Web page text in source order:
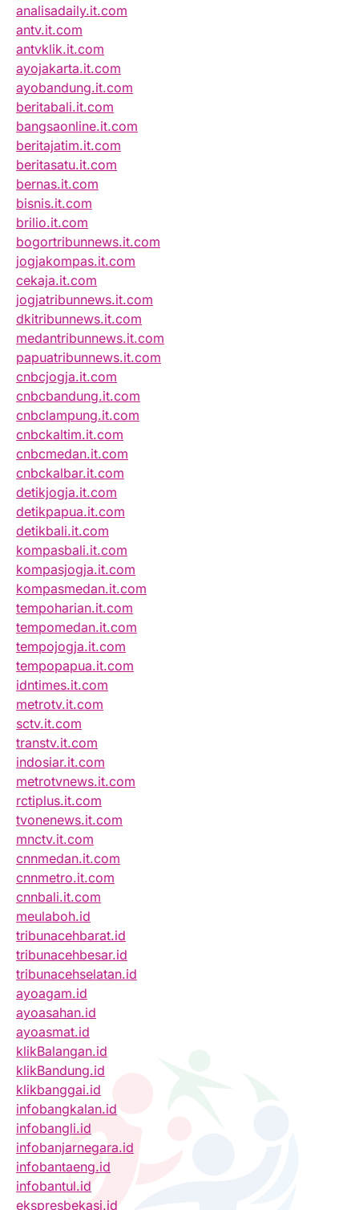
analisadaily.it.com
antv.it.com
antvklik.it.com
ayojakarta.it.com
ayobandung.it.com
beritabali.it.com
bangsaonline.it.com
beritajatim.it.com
beritasatu.it.com
bernas.it.com
bisnis.it.com
brilio.it.com
bogortribunnews.it.com
jogjakompas.it.com
cekaja.it.com
jogjatribunnews.it.com
dkitribunnews.it.com
medantribunnews.it.com
papuatribunnews.it.com
cnbcjogja.it.com
cnbcbandung.it.com
cnbclampung.it.com
cnbckaltim.it.com
cnbcmedan.it.com
cnbckalbar.it.com
detikjogja.it.com
detikpapua.it.com
detikbali.it.com
kompasbali.it.com
kompasjogja.it.com
kompasmedan.it.com
tempoharian.it.com
tempomedan.it.com
tempojogja.it.com
tempopapua.it.com
idntimes.it.com
metrotv.it.com
sctv.it.com
transtv.it.com
indosiar.it.com
metrotvnews.it.com
rctiplus.it.com
tvonenews.it.com
mnctv.it.com
cnnmedan.it.com
cnnmetro.it.com
cnnbali.it.com
meulaboh.id
tribunacehbarat.id
tribunacehbesar.id
tribunacehselatan.id
ayoagam.id
ayoasahan.id
ayoasmat.id
klikBalangan.id
klikBandung.id
klikbanggai.id
infobangkalan.id
infobangli.id
infobanjarnegara.id
infobantaeng.id
infobantul.id
ekspresbekasi.id